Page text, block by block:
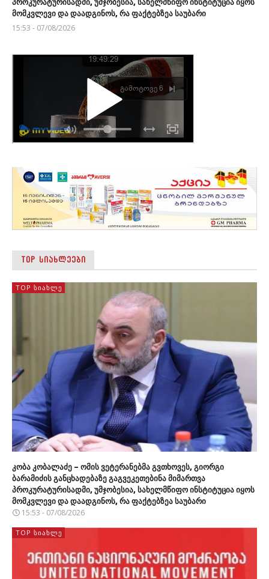
მომკვლევი და დაადგინოს, რა ფაქტებზეა საუბარი
15:53 - 07/08/2026
TOP ᲡᲘᲐᲮᲚᲔᲔᲑᲘ
TOP ᲡᲘᲐᲮᲚᲔ
კობა კობალაძე – ომის ვეტერანებმა გვთხოვეს, გიორგი
ბარამიძის განცხადებაზე გაგვეკეთებინა მიმართვა
პროკურატურისადმი, უმჯობესია, სახელმწიფო ინსტიტუცია იყოს
მომკვლევი და დაადგინოს, რა ფაქტებზეა საუბარი
15:53 - 07/08/2026
TOP ᲡᲘᲐᲮᲚᲔ